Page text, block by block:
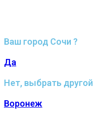
Ваш город Сочи ?
Да
Нет, выбрать другой
Воронеж